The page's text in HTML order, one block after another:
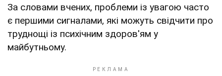
За словами вчених, проблеми із увагою часто
є першими сигналами, які можуть свідчити про
труднощі із психічним здоров'ям у
майбутньому.